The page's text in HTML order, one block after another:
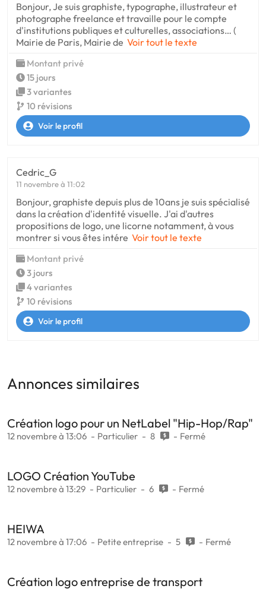
Bonjour, Je suis graphiste, typographe, illustrateur et
photographe freelance et travaille pour le compte
d'institutions publiques et culturelles, associations… (
Mairie de Paris, Mairie de Voir tout le texte
Montant privé
15 jours
3 variantes
10 révisions
Voir le profil
Cedric_G
11 novembre à 11:02
Bonjour, graphiste depuis plus de 10ans je suis spécialisé
dans la création d'identité visuelle. J'ai d'autres
propositions de logo, une licorne notamment, à vous
montrer si vous êtes intére Voir tout le texte
Montant privé
3 jours
4 variantes
10 révisions
Voir le profil
Annonces similaires
Création logo pour un NetLabel "Hip-Hop/Rap"
12 novembre à 13:06 Particulier 8 Fermé
LOGO Création YouTube
12 novembre à 13:29 Particulier 6 Fermé
HEIWA
12 novembre à 17:06 Petite entreprise 5 Fermé
Création logo entreprise de transport